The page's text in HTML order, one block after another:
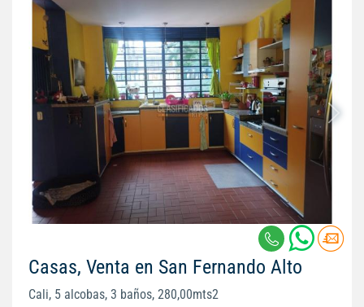
Casas, Venta en San Fernando Alto
Cali, 5 alcobas, 3 baños, 280,00mts2